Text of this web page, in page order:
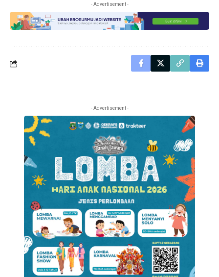
- Advertisement -
- Advertisement -